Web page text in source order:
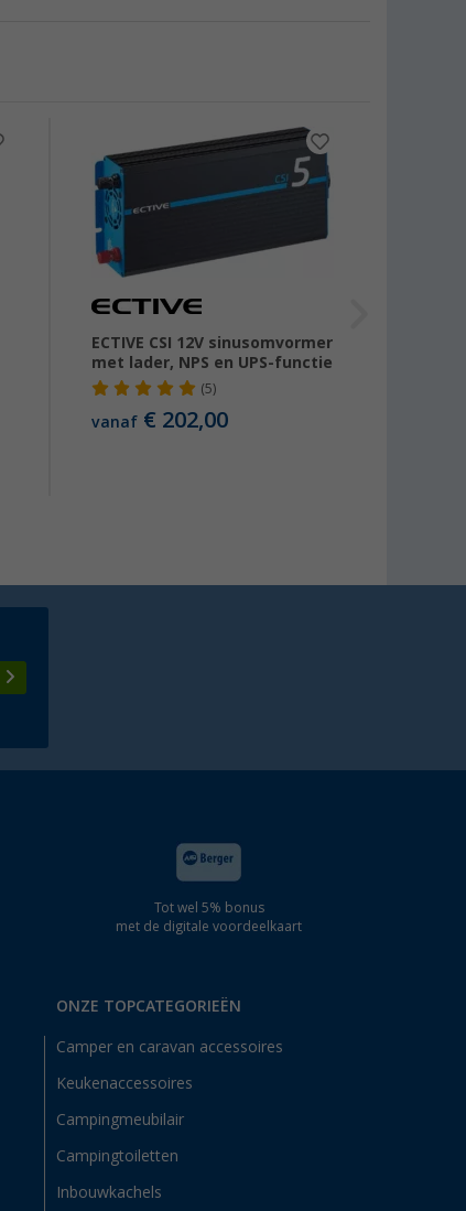
ECTIVE CSI 12V sinusomvormer
met lader, NPS en UPS-functie
(5)
vanaf€ 202,00
Tot wel 5% bonus
met de digitale voordeelkaart
ONZE TOPCATEGORIEËN
Camper en caravan accessoires
Keukenaccessoires
Campingmeubilair
Campingtoiletten
Inbouwkachels